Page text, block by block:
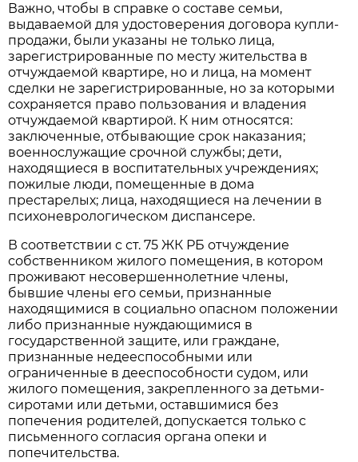
Важно, чтобы в справке о составе семьи,
выдаваемой для удостоверения договора купли-
продажи, были указаны не только лица,
зарегистрированные по месту жительства в
отчуждаемой квартире, но и лица, на момент
сделки не зарегистрированные, но за которыми
сохраняется право пользования и владения
отчуждаемой квартирой. К ним относятся:
заключенные, отбывающие срок наказания;
военнослужащие срочной службы; дети,
находящиеся в воспитательных учреждениях;
пожилые люди, помещенные в дома
престарелых; лица, находящиеся на лечении в
психоневрологическом диспансере.
В соответствии с ст. 75 ЖК РБ отчуждение
собственником жилого помещения, в котором
проживают несовершеннолетние члены,
бывшие члены его семьи, признанные
находящимися в социально опасном положении
либо признанные нуждающимися в
государственной защите, или граждане,
признанные недееспособными или
ограниченные в дееспособности судом, или
жилого помещения, закрепленного за детьми-
сиротами или детьми, оставшимися без
попечения родителей, допускается только с
письменного согласия органа опеки и
попечительства.